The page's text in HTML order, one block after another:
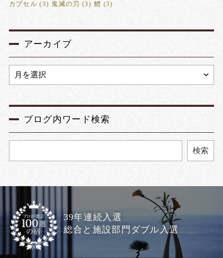
カプセル (3) 鬼滅の刃 (3) 鱧 (3)
アーカイブ
ブログ内ワード検索
検索
39年連続入選
総合と施設部門ダブル入選